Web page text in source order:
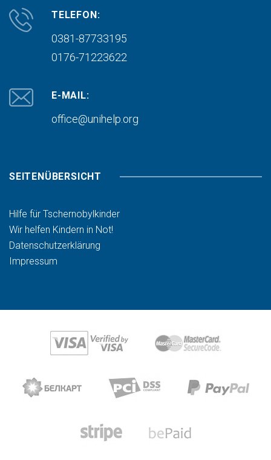
TELEFON:
0381-87733195
0176-71223622
E-MAIL:
office@unihelp.org
SEITENÜBERSICHT
Hilfe für Tschernobylkinder
Wir helfen Kindern in Not!
Datenschutzerklärung
Impressum